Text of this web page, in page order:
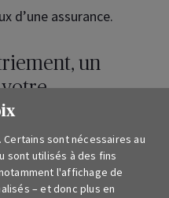
d’une assurance.
un
votre
fait partie de
une assurance
autres, les
sont nécessaires au
sont utilisés à des fins
l'affichage de
– et donc plus en